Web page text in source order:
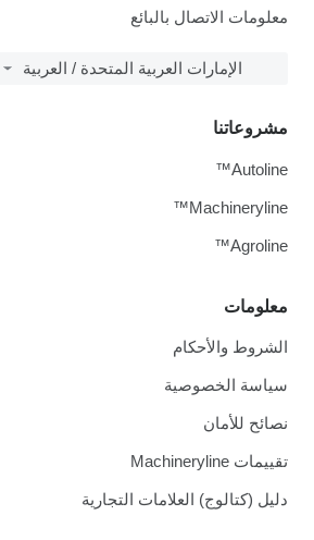
معلومات الاتصال بالبائع
الإمارات العربية المتحدة / العربية
معلومات
الشروط والأحكام
سياسة الخصوصية
نصائح للأمان
تقييمات Machineryline
دليل (كتالوج) العلامات التجارية
مشروعاتنا
Autoline™
Machineryline™
Agroline™